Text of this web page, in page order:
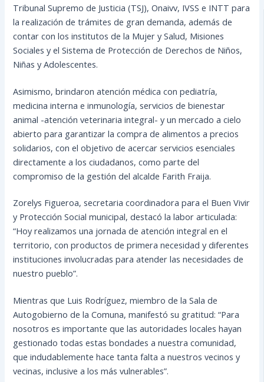
Tribunal Supremo de Justicia (TSJ), Onaivv, IVSS e INTT para
la realización de trámites de gran demanda, además de
contar con los institutos de la Mujer y Salud, Misiones
Sociales y el Sistema de Protección de Derechos de Niños,
Niñas y Adolescentes.
Asimismo, brindaron atención médica con pediatría,
medicina interna e inmunología, servicios de bienestar
animal -atención veterinaria integral- y un mercado a cielo
abierto para garantizar la compra de alimentos a precios
solidarios, con el objetivo de acercar servicios esenciales
directamente a los ciudadanos, como parte del
compromiso de la gestión del alcalde Farith Fraija.
Zorelys Figueroa, secretaria coordinadora para el Buen Vivir
y Protección Social municipal, destacó la labor articulada:
“Hoy realizamos una jornada de atención integral en el
territorio, con productos de primera necesidad y diferentes
instituciones involucradas para atender las necesidades de
nuestro pueblo”.
Mientras que Luis Rodríguez, miembro de la Sala de
Autogobierno de la Comuna, manifestó su gratitud: “Para
nosotros es importante que las autoridades locales hayan
gestionado todas estas bondades a nuestra comunidad,
que indudablemente hace tanta falta a nuestros vecinos y
vecinas, inclusive a los más vulnerables”.